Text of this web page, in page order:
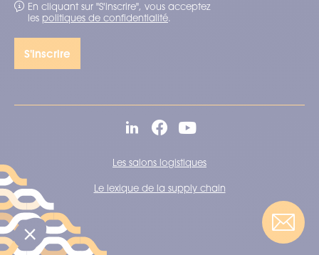
En cliquant sur "S'inscrire", vous acceptez
les politiques de confidentialité.
Les salons logistiques
Le lexique de la supply chain